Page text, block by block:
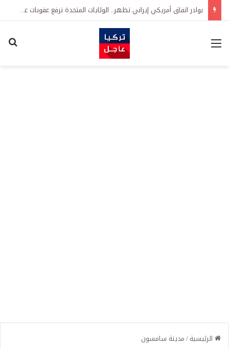
بوادر اتفاق أمريكي إيراني تظهر.. الولايات المتحدة ترفع عقوبات عن شركة مرتبطة بالعراق وإيران
القائمة
الرئيسية/مدينة سامسون